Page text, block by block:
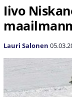
Iivo
Lauri Salonen